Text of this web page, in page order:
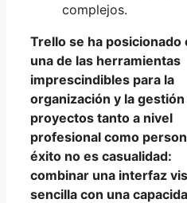
complejos.
Trello se ha posicionado
una de las herramientas
imprescindibles para la
organización y la gestión
proyectos tanto a nivel
profesional como
éxito no es casualidad:
combinar una interfaz
sencilla con una